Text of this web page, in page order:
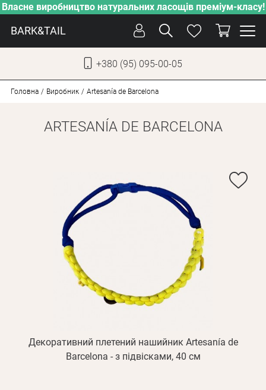
Власне виробництво натуральних ласощів преміум-класу!
BARK&TAIL
+380 (95) 095-00-05
СОБАКИ
ВЛАСНЕ ВИРОБНИЦТВО
НОВИНКИ
Програма лояльності
Контакти
Головна Виробник Artesanía de Barcelona
ARTESANÍA DE BARCELONA
Декоративний плетений нашийник Artesanía de
Barcelona - з підвісками, 40 см